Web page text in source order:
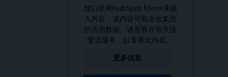
我们使用HubSpot Forms来嵌
入内容，该内容可能会收集您
的活动数据。请查看详情并接
受该服务，以查看此内容。
更多信息